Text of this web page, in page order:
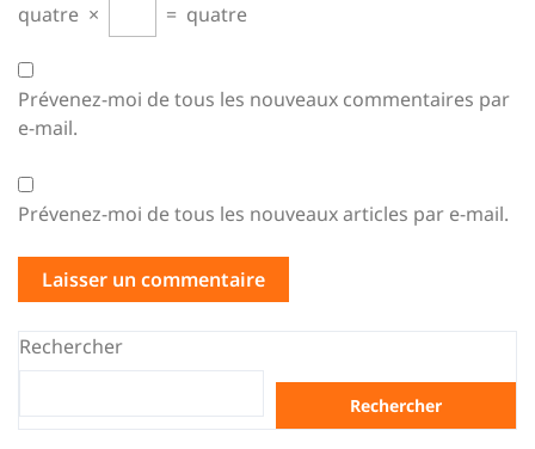
quatre × = quatre
Prévenez-moi de tous les nouveaux commentaires par
e-mail.
Prévenez-moi de tous les nouveaux articles par e-mail.
Rechercher
Rechercher